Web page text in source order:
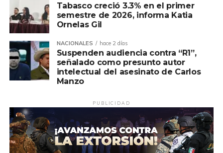
Tabasco creció 3.3% en el primer
semestre de 2026, informa Katia
Ornelas Gil
NACIONALES hace 2 días
Suspenden audiencia contra “R1”,
señalado como presunto autor
intelectual del asesinato de Carlos
Manzo
PUBLICIDAD